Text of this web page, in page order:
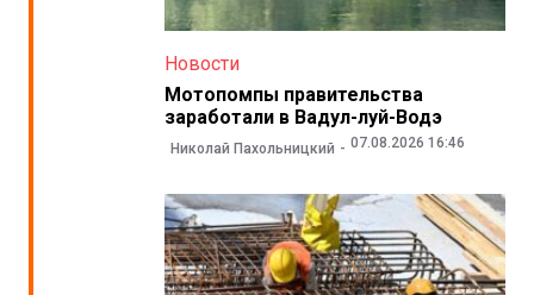
Новости
Мотопомпы правительства
заработали в Вадул-луй-Водэ
Николай Пахольницкий 07.08.2026 16:46